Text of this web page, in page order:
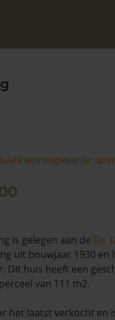
woningwaarde
is gelegen aan de Ds.
uit bouwjaar 1930 en
Dit huis heeft een
van 111 m2.
het laatst verkocht en